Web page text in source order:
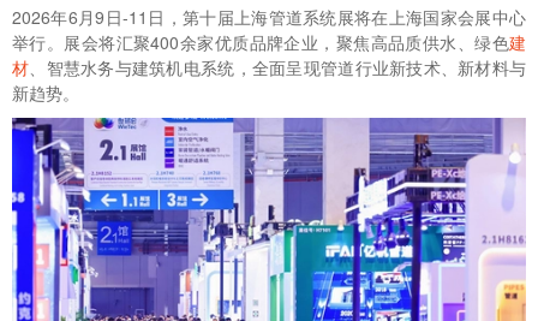
2026年6月9日-11日，第十届上海管道系统展将在上海国家会展中心
举行。展会将汇聚400余家优质品牌企业，聚焦高品质供水、绿色建
材、智慧水务与建筑机电系统，全面呈现管道行业新技术、新材料与
新趋势。